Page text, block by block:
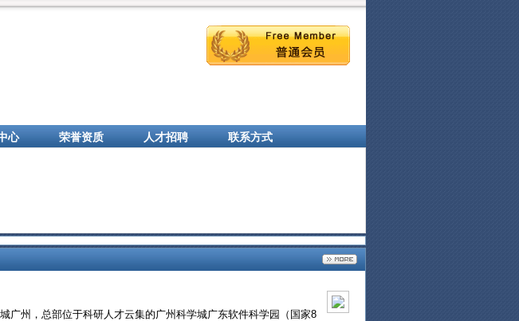
心 荣誉资质 人才招聘
联系方式
广州，总部位于科研人才云集的广州科学城广东软件科学园（国家8